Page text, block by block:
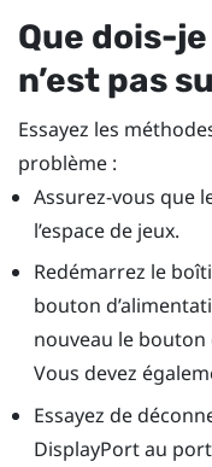
Que dois-
n’est pas
Essayez les
problème :
Assurez-vous que
l’espace de jeux.
Redémarrez le
bouton
nouveau le bouton
Vous devez
Essayez de
DisplayPortau port